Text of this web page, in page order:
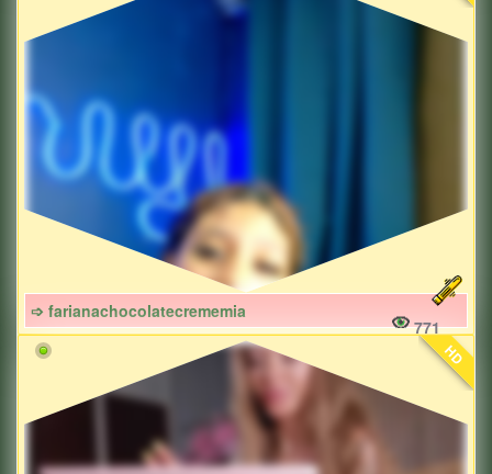
➩ farianachocolatecrememia
771
HD